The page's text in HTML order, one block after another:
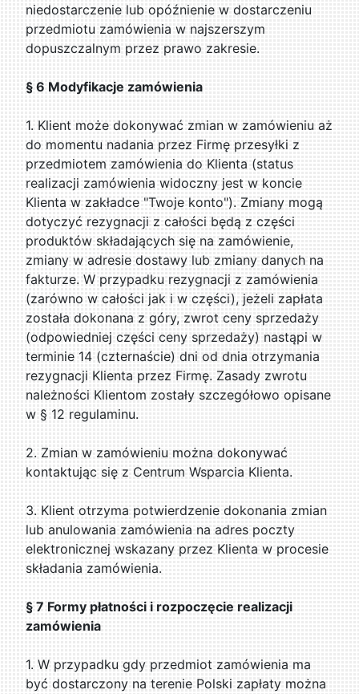
niedostarczenie lub opóźnienie w dostarczeniu
przedmiotu zamówienia w najszerszym
dopuszczalnym przez prawo zakresie.
§ 6 Modyfikacje zamówienia
1. Klient może dokonywać zmian w zamówieniu aż
do momentu nadania przez Firmę przesyłki z
przedmiotem zamówienia do Klienta (status
realizacji zamówienia widoczny jest w koncie
Klienta w zakładce "Twoje konto"). Zmiany mogą
dotyczyć rezygnacji z całości będą z części
produktów składających się na zamówienie,
zmiany w adresie dostawy lub zmiany danych na
fakturze. W przypadku rezygnacji z zamówienia
(zarówno w całości jak i w części), jeżeli zapłata
została dokonana z góry, zwrot ceny sprzedaży
(odpowiedniej części ceny sprzedaży) nastąpi w
terminie 14 (czternaście) dni od dnia otrzymania
rezygnacji Klienta przez Firmę. Zasady zwrotu
należności Klientom zostały szczegółowo opisane
w § 12 regulaminu.
2. Zmian w zamówieniu można dokonywać
kontaktując się z Centrum Wsparcia Klienta.
3. Klient otrzyma potwierdzenie dokonania zmian
lub anulowania zamówienia na adres poczty
elektronicznej wskazany przez Klienta w procesie
składania zamówienia.
§ 7 Formy płatności i rozpoczęcie realizacji
zamówienia
1. W przypadku gdy przedmiot zamówienia ma
być dostarczony na terenie Polski zapłaty można